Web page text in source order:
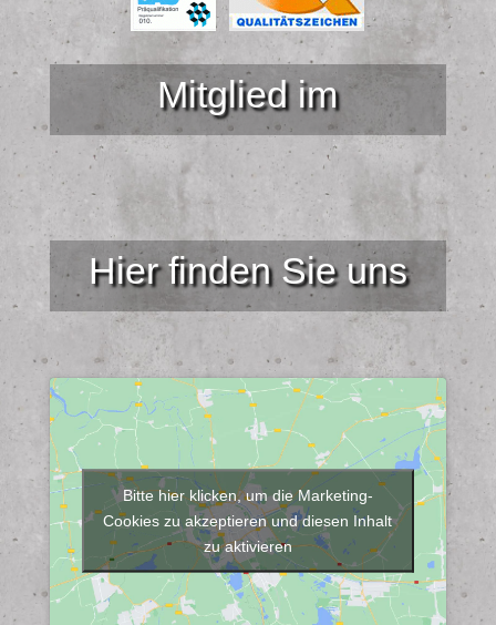
Mitglied im
Hier finden Sie uns
Bitte hier klicken, um die Marketing-
Cookies zu akzeptieren und diesen Inhalt
zu aktivieren